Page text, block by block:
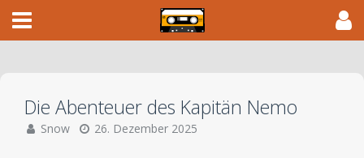
Die Abenteuer des Kapitän Nemo
Snow 26. Dezember 2025